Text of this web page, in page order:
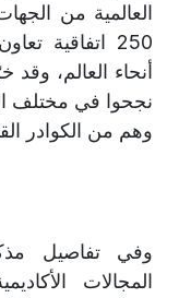
العالمية من
250
أنحاء العالم،
نجحوا في مختلف
وهم من الكوادر
وفي تفاصيل
المجالات